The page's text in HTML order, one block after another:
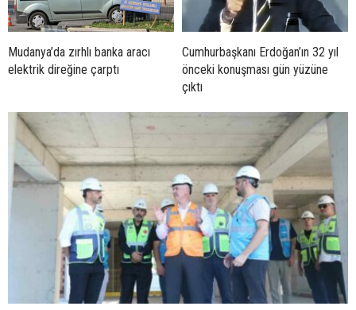
Mudanya’da zırhlı banka aracı
elektrik direğine çarptı
Cumhurbaşkanı Erdoğan’ın 32 yıl
önceki konuşması gün yüzüne
çıktı